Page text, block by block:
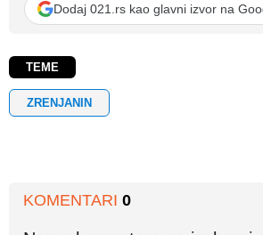
Dodaj 021.rs kao glavni izvor na
TEME
ZRENJANIN
KOMENTARI 0